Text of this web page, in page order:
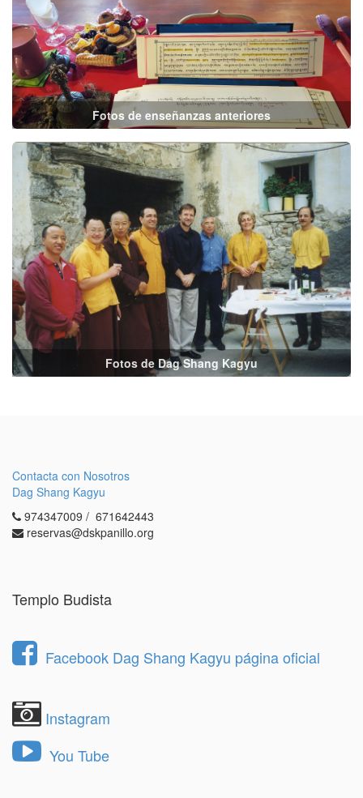
Fotos de enseñanzas anteriores
Fotos de Dag Shang Kagyu
Contacta con Nosotros
Dag Shang Kagyu
974347009 / 671642443
reservas@dskpanillo.org
Templo Budista
Facebook Dag Shang Kagyu página oficial
Instagram
You Tube